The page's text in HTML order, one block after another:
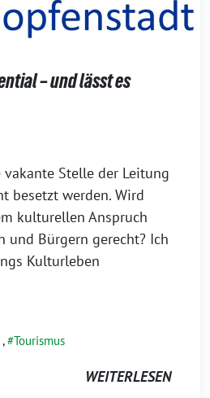
– und lässt es
vakan­te Stelle der Leitung
besetzt wer­den. Wird
kul­tu­rel­len Anspruch
und Bürgern gerecht? Ich
Kulturleben
, Tourismus
WEITERLESEN